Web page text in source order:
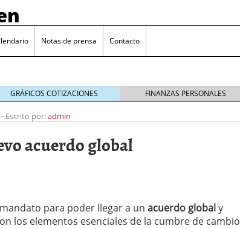
Notas de prensa Contacto
japonesa hoy octubre 25, 2024
22, 2023
GRÁFICOS COTIZACIONES FINANZAS PERSONALES
- Escrito por:admin
acuerdo global
para poder llegar a un acuerdo globaly
los elementos esenciales de la cumbre de cambio